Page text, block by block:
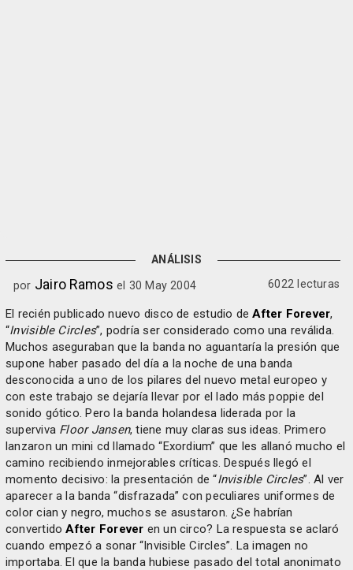
ANÁLISIS
por Jairo Ramos el 30 May 2004 6022 lecturas
El recién publicado nuevo disco de estudio deAfter Forever,
“Invisible Circles”, podría ser considerado como una reválida.
Muchos aseguraban que la banda no aguantaría la presión que
supone haber pasado del día a la noche de una banda
desconocida a uno de los pilares del nuevo metal europeo y
con este trabajo se dejaría llevar por el lado más poppie del
sonido gótico. Pero la banda holandesa liderada por la
superviva Floor Jansen, tiene muy claras sus ideas. Primero
lanzaron un mini cd llamado “Exordium” que les allanó mucho el
camino recibiendo inmejorables críticas. Después llegó el
momento decisivo: la presentación de “Invisible Circles”. Al ver
aparecer a la banda “disfrazada” con peculiares uniformes de
color cian y negro, muchos se asustaron. ¿Se habrían
convertidoAfter Forever en un circo? La respuesta se aclaró
cuando empezó a sonar “Invisible Circles”. La imagen no
importaba. El que la banda hubiese pasado del total anonimato